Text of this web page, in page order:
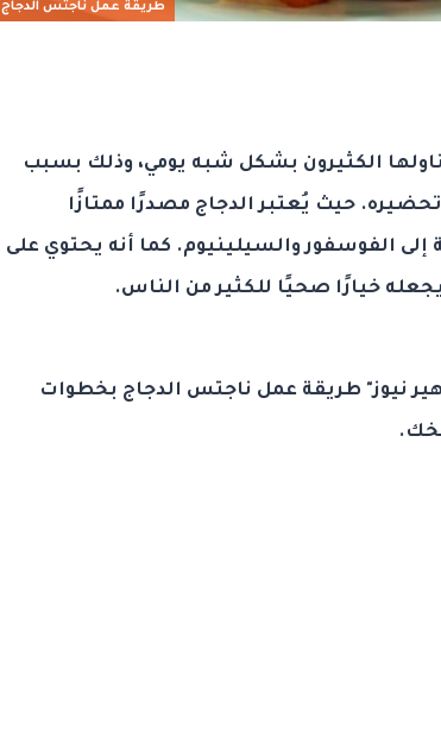
طريقة عمل ناجتس الدجاج
الكثيرون بشكل شبه يومي، وذلك بسبب
حيث يُعتبر الدجاج مصدرًا ممتازًا
إلى الفوسفور والسيلينيوم. كما أنه يحتوي على
خيارًا صحيًا للكثير من الناس.
نيوز" طريقة عمل ناجتس الدجاج بخطوات